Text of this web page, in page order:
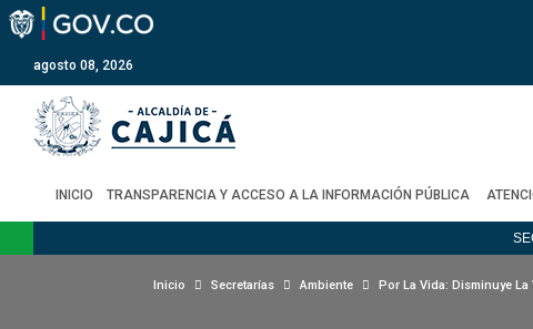
agosto 08, 2026
INICIO TRANSPARENCIA Y ACCESO A LA INFORMACIÓN PÚBLICA
Inicio Secretarías Ambiente Por La Vida: Disminuye La